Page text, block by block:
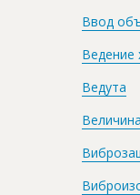
Ввод
Ведение
Ведута